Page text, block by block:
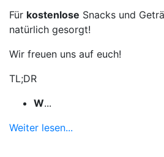
Für kostenlose Snacks und
natürlich gesorgt!
Wir freuen uns auf euch!
TL;DR
W...
Weiter lesen...